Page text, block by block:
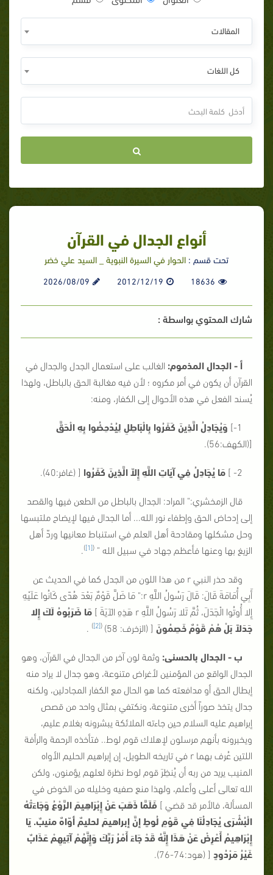
المقالات
كل اللغات
أنواع الجدال في القرآن
تحت قسم : الحوار في السيرة النبوية _ السيد علي خضر
18636
2012/12/19
2026/08/09
شارك المحتوي بواسطة :
أ- الجدال المذموم: الغالب على استعمال الجدل والجدال في
القرآن أن يكون في أمر مكروه ؛ لأن فيه مغالبة الحق بالباطل، ولهذا
يُسند الفعل في هذه الأحوال إلى الكفار، ومنه:
1-]
وَيُجَادِلُ الَّذِينَ كَفَرُوا بِالْبَاطِلِ لِيُدْحِضُوا بِهِ الْحَقَّ
[(الكهف:56).
2- ] مَا يُجَادِلُ فِي آيَاتِ اللَّهِ إِلاّ الَّذِينَ كَفَرُوا [ (غافر:40).
قال الزمخشري:" المراد: الجدال بالباطل من الطعن فيها والقصد
إلى إدحاض الحق وإطفاء نور الله... أما الجدال فيها لإيضاح ملتبسها
وحل مشكلها ومقادحة أهل العلم في استنباط معانيها وردّ أهل
الزيغ بها وعنها فأعظم جهاد في سبيل الله " (
[1]
)
.
وقد حذر النبي r من هذا اللون من الجدل كما في الحديث عن
أَبِي أُمَامَةَ قَالَ: قَالَ رَسُولُ اللَّهِ r:" مَا ضَلَّ قَوْمٌ بَعْدَ هُدًى كَانُوا عَلَيْهِ
إِلا أُوتُوا الْجَدَلَ، ثُمَّ تَلا رَسُولُ اللَّهِ r هَذِهِ الآيَةَ ]
مَا ضَرَبُوهُ لَكَ إِلا
جَدَلاً بَلْ هُمْ قَوْمٌ خَصِمُونَ [ (الزخرف: 58) (
[2]
)
.
ب - الجدال بالحسنى: وثمة لون آخر من الجدال في القرآن، وهو
الجدال الواقع من المؤمنين لأغراض متنوعة، وهو جدال لا يراد منه
إبطال الحق أو مدافعته كما هو الحال مع الكفار المجادلين، ولكنه
جدال يتخذ صوراً أخرى متنوعة، ونكتفي بمثال واحد من قصص
إبراهيم عليه السلام حين جاءته الملائكة يبشرونه بغلام عليم،
ويخبرونه بأنهم مرسلون لإهلاك قوم لوط.. فتأخذه الرحمة والرأفة
اللتين عُرف بهما r في تاريخه الطويل، إن إبراهيم الحليم الأواه
المنيب يريد من ربه أن يُنظِرَ قوم لوط نظرة لعلهم يؤمنون، ولكن
الله تعالى أعلى وأعلم، ولهذا منع صفيه وخليله من الخوض في
المسألة، فالأمر قد قضي ] فَلَمَّا ذَهَبَ عَنْ إِبْرَاهِيمَ الرَّوْعُ وَجَاءَتْهُ
الْبُشْرَى يُجَادِلُنَا فِي قَوْمِ لُوطٍ إنَّ إبراهيمَ لحليمٌ أوّاهٌ منيبٌ. يَا
إِبْرَاهِيمُ أَعْرِضْ عَنْ هَذَا إِنَّهُ قَدْ جَاءَ أَمْرُ رَبِّكَ وَإِنَّهُمْ آتِيهِمْ عَذَابٌ
غَيْرُ مَرْدُودٍ [ (هود:74-76).